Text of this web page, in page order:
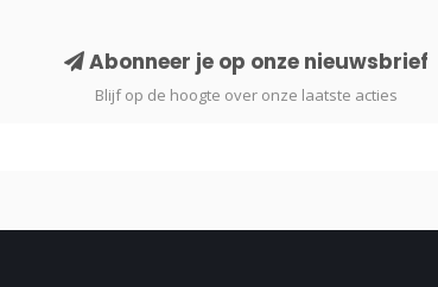
Abonneer je op onze nieuwsbrief
Blijf op de hoogte over onze laatste acties